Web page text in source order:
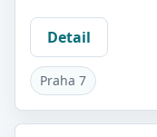
Detail
Praha 7